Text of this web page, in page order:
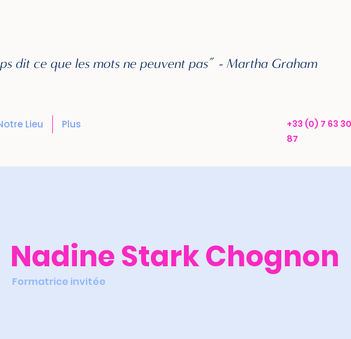
dit ce que les mots ne peuvent pas” - Martha Graham
Lieu Plus
+33 (0) 7 63 30
87
Nadine Stark Chognon
Formatrice invitée